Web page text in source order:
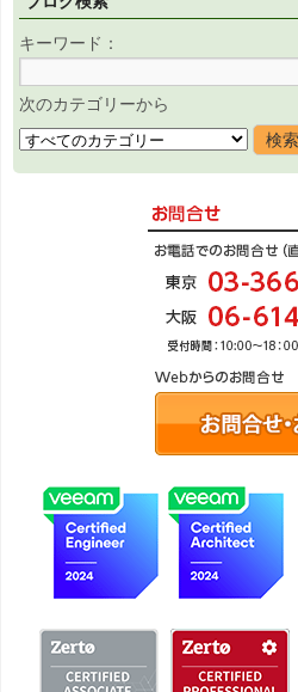
キーワード：
次のカテゴリーから